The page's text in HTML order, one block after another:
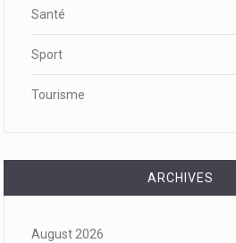
Santé
Sport
Tourisme
ARCHIVES
August 2026